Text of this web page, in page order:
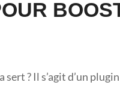
sert ? Il s’agit d’un